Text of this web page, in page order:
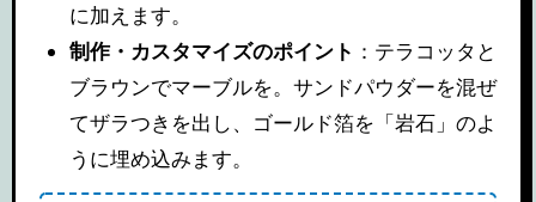
に加えます。
制作・カスタマイズのポイント ：テラコッタと
ブラウンでマーブルを。サンドパウダーを混ぜ
てザラつきを出し、ゴールド箔を「岩石」のよ
うに埋め込みます。